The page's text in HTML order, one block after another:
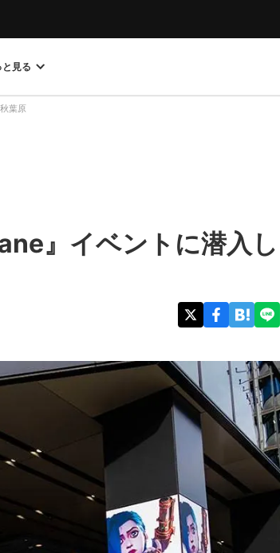
と見る
葉原
』イベントに潜入し